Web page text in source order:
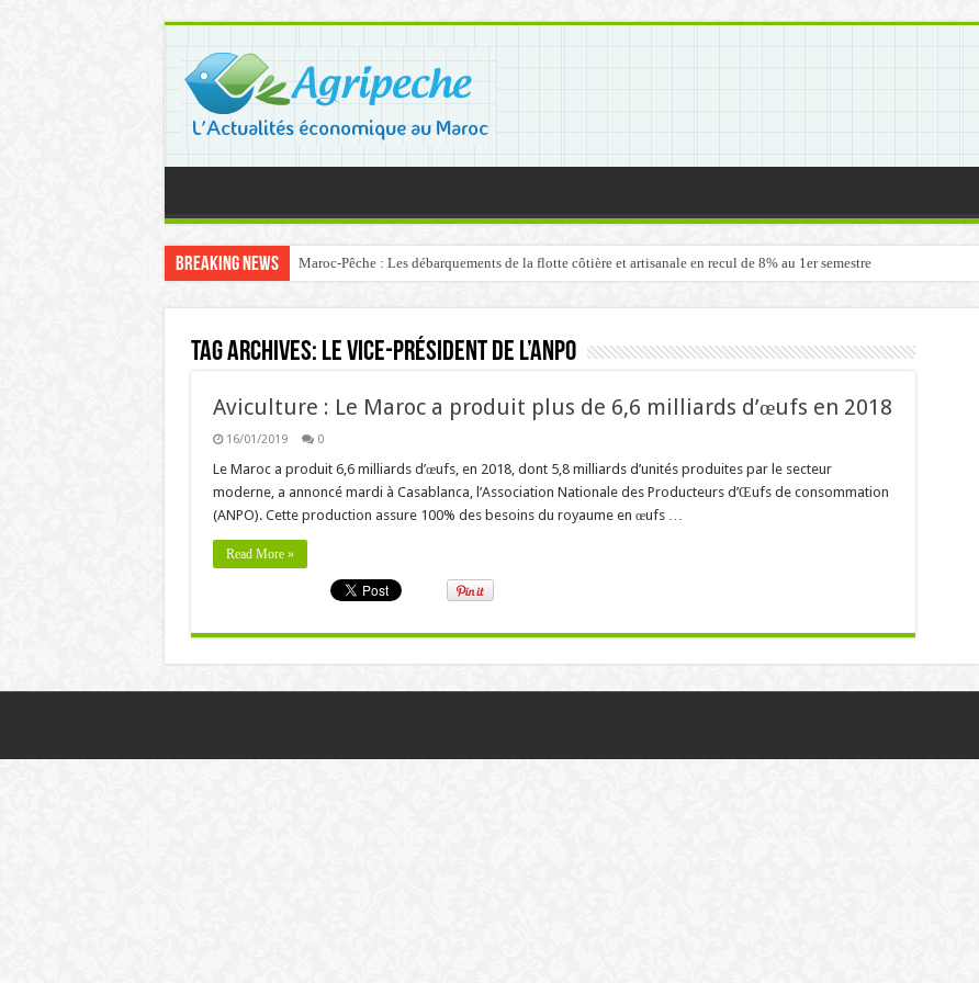
Breaking News Maroc-Pêche : Les débarquements de la flotte côtière et artisanale en recul de 8% au 1er semestre
Tag Archives: le vice-président de l’ANPO
Aviculture : Le Maroc a produit plus de 6,6 milliards d’œufs en 2018
16/01/2019 0
Le Maroc a produit 6,6 milliards d’œufs, en 2018, dont 5,8 milliards d’unités produites par le secteur
moderne, a annoncé mardi à Casablanca, l’Association Nationale des Producteurs d’Œufs de consommation
(ANPO). Cette production assure 100% des besoins du royaume en œufs …
Read More »